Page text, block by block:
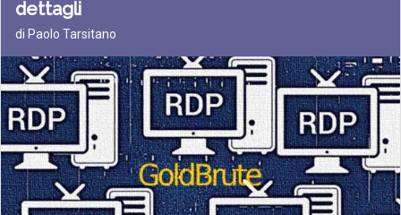
dettagli
di Paolo Tarsitano